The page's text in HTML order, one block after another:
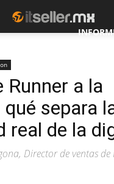
Runner a la
separa
real de la
Director de ventas de